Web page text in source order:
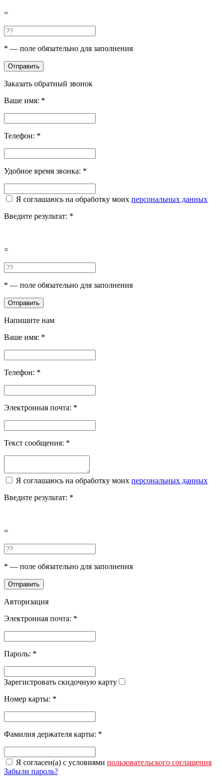
=
* — поле обязательно для заполнения
Отправить
Заказать обратный звонок
Ваше имя: *
Телефон: *
Удобное время звонка: *
Я соглашаюсь на обработку моих персональных данных
Введите результат: *
=
* — поле обязательно для заполнения
Отправить
Напишите нам
Ваше имя: *
Телефон: *
Электронная почта: *
Текст сообщения: *
Я соглашаюсь на обработку моих персональных данных
Введите результат: *
=
* — поле обязательно для заполнения
Отправить
Авторизация
Электронная почта: *
Пароль: *
Зарегистровать скидочную карту
Номер карты: *
Фамилия держателя карты: *
Я согласен(а) с условиями пользовательского соглашения
Забыли пароль?